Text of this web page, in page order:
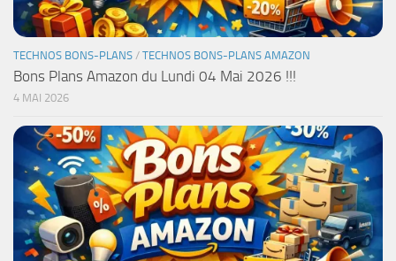
TECHNOS BONS-PLANS / TECHNOS BONS-PLANS AMAZON
Bons Plans Amazon du Lundi 04 Mai 2026 !!!
4 MAI 2026